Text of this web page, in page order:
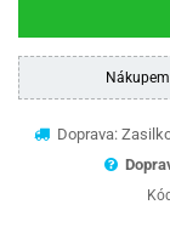
Doprava: